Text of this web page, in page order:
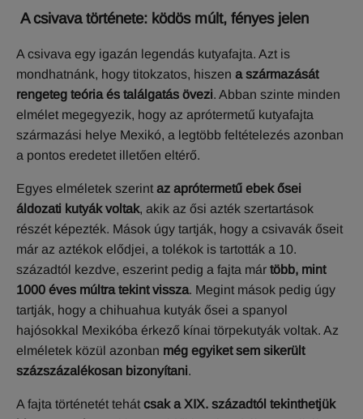
A csivava története: ködös múlt, fényes jelen
A csivava egy igazán legendás kutyafajta. Azt is
mondhatnánk, hogy titokzatos, hiszen a származását
rengeteg teória és találgatás övezi. Abban szinte minden
elmélet megegyezik, hogy az aprótermetű kutyafajta
származási helye Mexikó, a legtöbb feltételezés azonban
a pontos eredetet illetően eltérő.
Egyes elméletek szerint az aprótermetű ebek ősei
áldozati kutyák voltak, akik az ősi azték szertartások
részét képezték. Mások úgy tartják, hogy a csivavák őseit
már az aztékok elődjei, a tolékok is tartották a 10.
századtól kezdve, eszerint pedig a fajta már több, mint
1000 éves múltra tekint vissza. Megint mások pedig úgy
tartják, hogy a chihuahua kutyák ősei a spanyol
hajósokkal Mexikóba érkező kínai törpekutyák voltak. Az
elméletek közül azonban még egyiket sem sikerült
százszázalékosan bizonyítani.
A fajta történetét tehát csak a XIX. századtól tekinthetjük